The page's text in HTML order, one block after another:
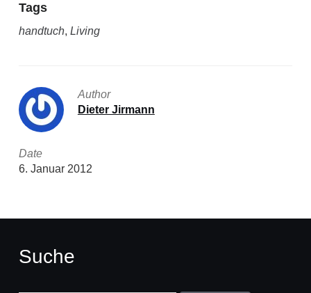
Tags
handtuch, Living
Author
Dieter Jirmann
Date
6. Januar 2012
Suche